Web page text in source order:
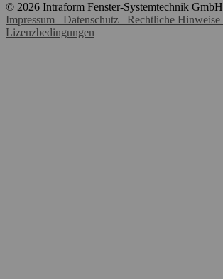
© 2026 Intraform Fenster-Systemtechnik GmbH
Impressum
Datenschutz Rechtliche Hinweise
Lizenzbedingungen